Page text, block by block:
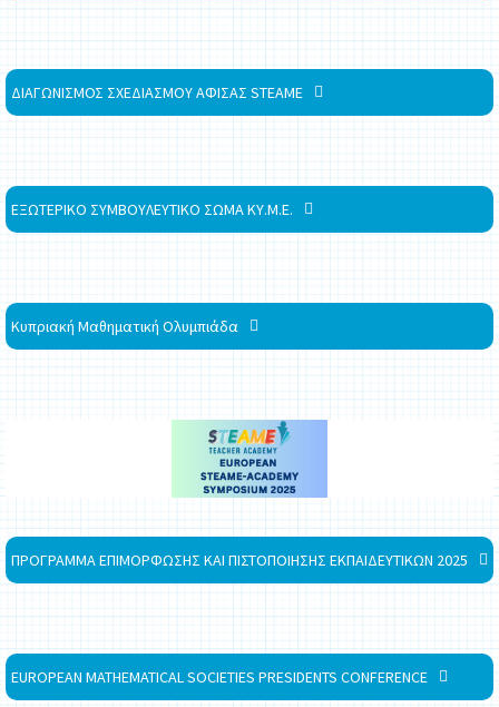
ΔΙΑΓΩΝΙΣΜΟΣ ΣΧΕΔΙΑΣΜΟΥ ΑΦΙΣΑΣ STEAME
ΕΞΩΤΕΡΙΚΟ ΣΥΜΒΟΥΛΕΥΤΙΚΟ ΣΩΜΑ ΚΥ.Μ.Ε.
Κυπριακή Μαθηματική Ολυμπιάδα
ΠΡΟΓΡΑΜΜΑ ΕΠΙΜΟΡΦΩΣΗΣ ΚΑΙ ΠΙΣΤΟΠΟΙΗΣΗΣ ΕΚΠΑΙΔΕΥΤΙΚΩΝ 2025
EUROPEAN MATHEMATICAL SOCIETIES PRESIDENTS CONFERENCE